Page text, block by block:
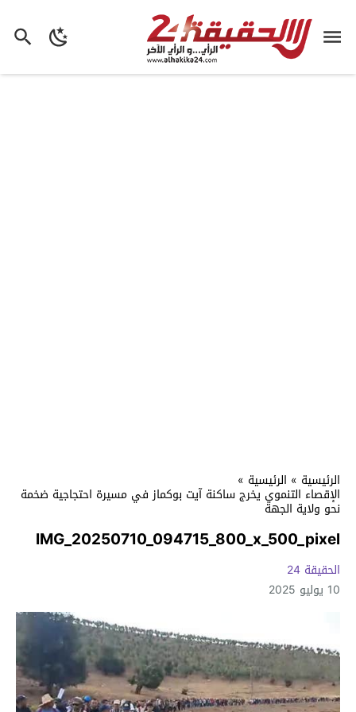
الرئيسية » الرئيسية »
الإقصاء التنموي يخرج ساكنة آيت بوكماز في مسيرة احتجاجية ضخمة
نحو ولاية الجهة
IMG_20250710_094715_800_x_500_pixel
الحقيقة 24
10 يوليو 2025